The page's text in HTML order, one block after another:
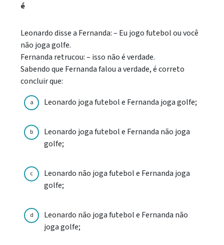
é
Leonardo disse a Fernanda: – Eu jogo futebol ou você
não joga golfe.
Fernanda retrucou: – isso não é verdade.
Sabendo que Fernanda falou a verdade, é correto
concluir que:
a Leonardo joga futebol e Fernanda joga golfe;
b
Leonardo joga futebol e Fernanda não joga
golfe;
c
Leonardo não joga futebol e Fernanda joga
golfe;
d
Leonardo não joga futebol e Fernanda não
joga golfe;